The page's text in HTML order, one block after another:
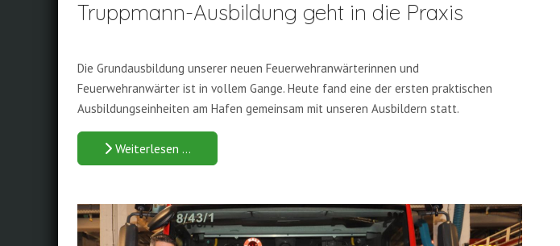
Truppmann-Ausbildung geht in die Praxis
Die Grundausbildung unserer neuen Feuerwehranwärterinnen und
Feuerwehranwärter ist in vollem Gange. Heute fand eine der ersten praktischen
Ausbildungseinheiten am Hafen gemeinsam mit unseren Ausbildern statt.
Weiterlesen …